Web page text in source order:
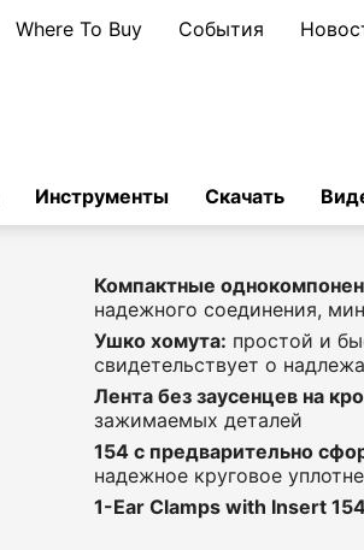
Where To Buy События
Инструменты Скачать
Компактные
надежного соединения,
Ушко хомута: простой и
свидетельствует о
Лента без заусенцев на
зажимаемых деталей
154 с предварительно
надежное круговое
1-Ear Clamps with Insert